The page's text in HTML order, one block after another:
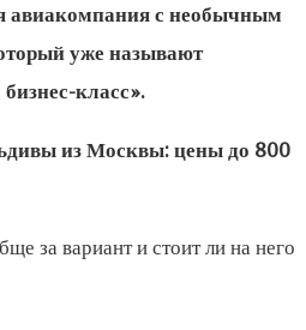
авиакомпания с необычным
уже называют
класс».
за вариант и стоит ли на него